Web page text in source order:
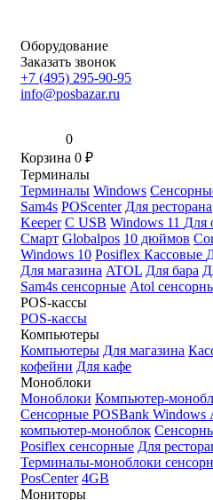
Оборудование
Заказать звонок
+7 (495) 295-90-95
info@posbazar.ru
0
Корзина 0 ₽
Терминалы
Терминалы Windows
Sam4s POScenter Для ресторана
Keeper С USB Windows 11 Для
Смарт Globalpos 10 дюймов
Windows 10 Posiflex Кассовые
Для магазина ATOL Для бара
Sam4s сенсорные Atol
POS-кассы
POS-кассы
Компьютеры
Компьютеры Для магазина
кофейни Для кафе
Моноблоки
Моноблоки Компьютер-
Сенсорные POSBank Windows
компьютер-моноблок
Posiflex сенсорные Для
Терминалы-моноблоки
PosCenter 4GB
Мониторы